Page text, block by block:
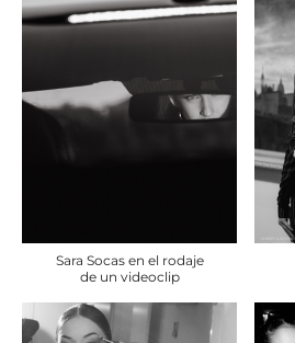
Sara Socas en el rodaje
de un videoclip